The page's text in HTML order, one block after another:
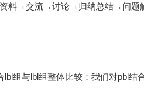
料→交流→讨论→归纳总结→问题
lbl组与lbl组整体比较：我们对pbl